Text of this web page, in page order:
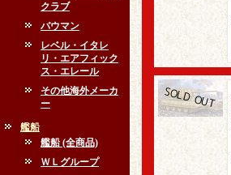
クラブ
バウマン
レベル・イタレ
リ・エアフィック
ス・エレール
その他海外メーカ
ー
艦船
艦船 (全商品)
ＷＬグループ